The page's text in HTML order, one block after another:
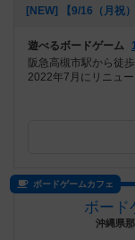
遊べるボードゲーム
阪急高槻市駅から徒
2022年7月にリニュー
ボードゲームカフェ
ボード
沖縄県